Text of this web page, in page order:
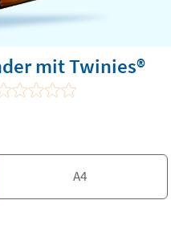
mit Twinies®
A4